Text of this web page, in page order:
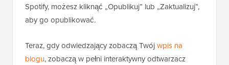
Spotify, możesz kliknąć „Opublikuj” lub „Zaktualizuj”,
aby go opublikować.
Teraz, gdy odwiedzający zobaczą Twójwpis na
blogu, zobaczą w pełni interaktywny odtwarzacz